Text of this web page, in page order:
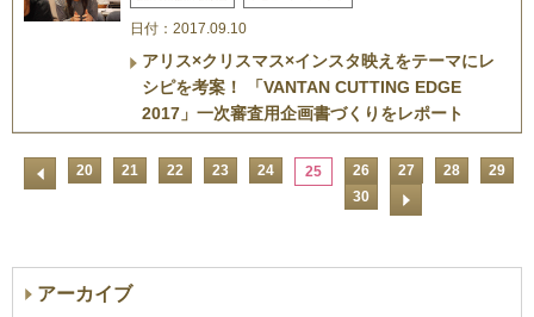
日付：2017.09.10
アリス×クリスマス×インスタ映えをテーマにレ
シピを考案！ 「VANTAN CUTTING EDGE
2017」一次審査用企画書づくりをレポート
20 21 22 23 24 25 26 27 28
29
30
アーカイブ